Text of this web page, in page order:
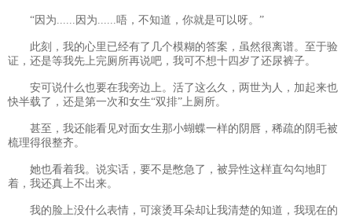
“因为......因为......唔，不知道，你就是可以呀。”
此刻，我的心里已经有了几个模糊的答案，虽然很离谱。至于验
证，还是等我先上完厕所再说吧，我可不想十四岁了还尿裤子。
安可说什么也要在我旁边上。活了这么久，两世为人，加起来也
快半载了，还是第一次和女生“双排”上厕所。
甚至，我还能看见对面女生那小蝴蝶一样的阴唇，稀疏的阴毛被
梳理得很整齐。
她也看着我。说实话，要不是憋急了，被异性这样直勾勾地盯
着，我还真上不出来。
我的脸上没什么表情，可滚烫耳朵却让我清楚的知道，我现在的